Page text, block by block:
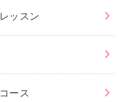
ッスン
ース